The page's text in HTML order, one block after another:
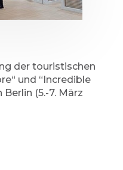
der touristischen
und “Incredible
(5.-7. März